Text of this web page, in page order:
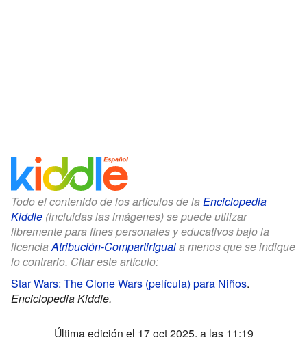
Todo el contenido de los artículos de la Enciclopedia
Kiddle (incluidas las imágenes) se puede utilizar
libremente para fines personales y educativos bajo la
licenciaAtribución-CompartirIguala menos que se indique
lo contrario. Citar este artículo:
Star Wars: The Clone Wars (película) para Niños.
Enciclopedia Kiddle.
Última edición el 17 oct 2025, a las 11:19